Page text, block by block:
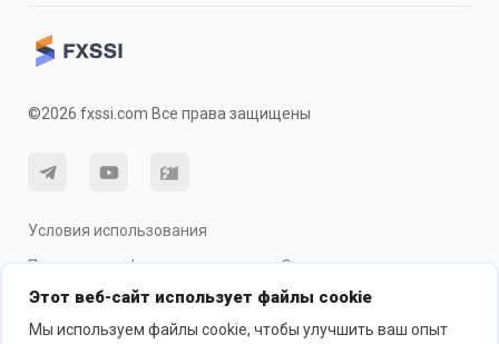
Этот веб-сайт использует файлы cookie
Мы используем файлы cookie, чтобы улучшить ваш опыт
©2026 fxssi.com Все права защищены
Условия использования
Политика конфиденциальности
О рисках
Использование cookie